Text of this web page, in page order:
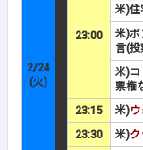
2/24
(火)
23:00
米)住
米)ボ
言(
米)コ
票権
23:15
米)
23:30
米)ク